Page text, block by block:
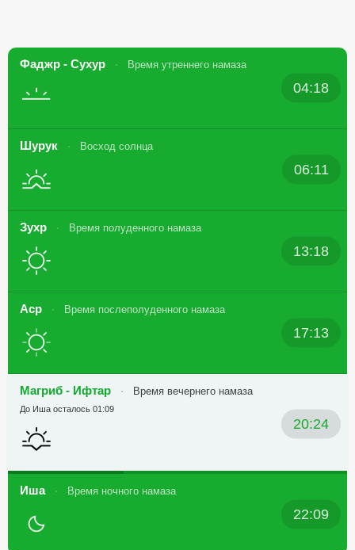
Фаджр - Сухур Время утреннего намаза
04:18
Шурук Восход солнца
06:11
Зухр Время полуденного намаза
13:18
Аср Время послеполуденного намаза
17:13
Магриб - Ифтар Время вечернего намаза
20:24
До Иша осталось 01:09
Иша Время ночного намаза
22:09